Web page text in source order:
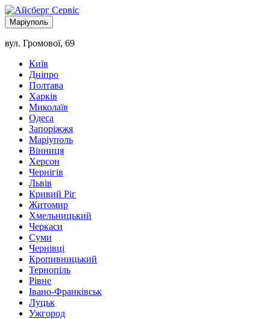
Маріуполь
вул. Громової, 69
Київ
Дніпро
Полтава
Харків
Миколаїв
Одеса
Запоріжжя
Маріуполь
Вінниця
Херсон
Чернігів
Львів
Кривий Ріг
Житомир
Хмельницький
Черкаси
Суми
Чернівці
Кропивницький
Тернопіль
Рівне
Івано-Франківськ
Луцьк
Ужгород